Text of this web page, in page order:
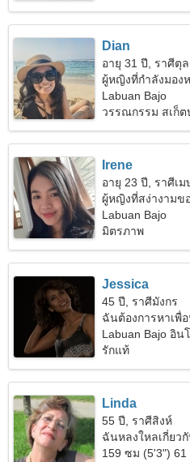
Dian
อายุ 31 ปี, ราศีตุ
ผู้หญิงที่กำลังมอง
Labuan Bajo
วรรณกรรม สเก็ต
Irene
อายุ 23 ปี, ราศีเม
ผู้หญิงที่สง่างามข
Labuan Bajo
มิตรภาพ
Jessica
45 ปี, ราศีมังกร
ฉันต้องการหาเพื่
Labuan Bajo อิน
รักแท้
Linda
55 ปี, ราศีสิงห์
ฉันหลงใหลเกี่ยว
159 ซม (5'3")